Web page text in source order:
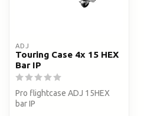
ADJ
Touring Case 4x 15 HEX
Bar IP
Pro flightcase ADJ 15HEX
bar IP